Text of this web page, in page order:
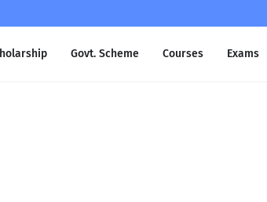
Govt. Scheme Courses Exams